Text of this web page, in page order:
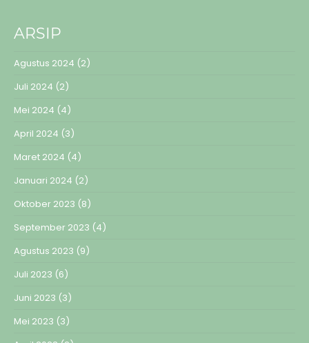
ARSIP
Agustus 2024 (2)
Juli 2024 (2)
Mei 2024 (4)
April 2024 (3)
Maret 2024 (4)
Januari 2024 (2)
Oktober 2023 (8)
September 2023 (4)
Agustus 2023 (9)
Juli 2023 (6)
Juni 2023 (3)
Mei 2023 (3)